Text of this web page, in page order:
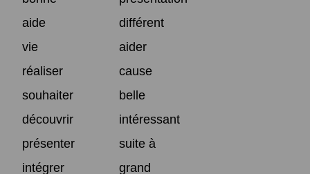
aide
différent
vie
aider
réaliser
cause
souhaiter
belle
découvrir
intéressant
présenter
suite à
intégrer
grand